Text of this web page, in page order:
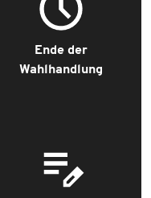
Ende der
Wahlhandlung